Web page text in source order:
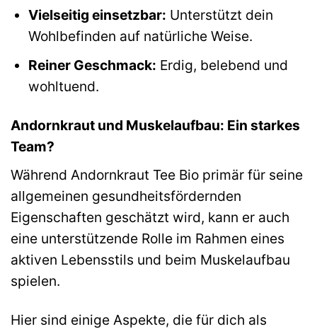
Vielseitig einsetzbar: Unterstützt dein
Wohlbefinden auf natürliche Weise.
Reiner Geschmack: Erdig, belebend und
wohltuend.
Andornkraut und Muskelaufbau: Ein starkes
Team?
Während Andornkraut Tee Bio primär für seine
allgemeinen gesundheitsfördernden
Eigenschaften geschätzt wird, kann er auch
eine unterstützende Rolle im Rahmen eines
aktiven Lebensstils und beim Muskelaufbau
spielen.
Hier sind einige Aspekte, die für dich als